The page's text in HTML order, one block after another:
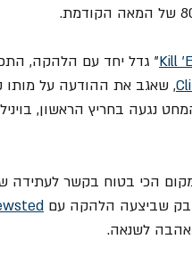
Kill" גדל יחד עם הלהקה,
, שאגב את ההודעה על מותו
נגעה בחריץ הראשון,
הכי בטוח בקשר
שביצעה הלהקה עם
אהבה לשנאה.